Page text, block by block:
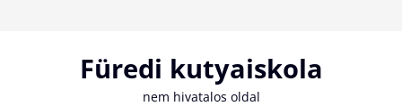
Füredi kutyaiskola
nem hivatalos oldal